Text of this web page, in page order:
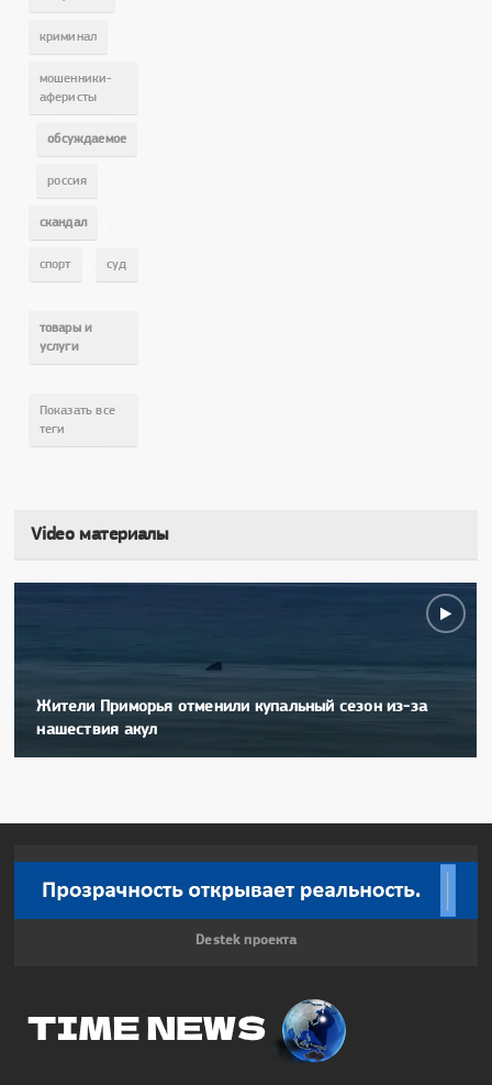
криминал
мошенники-
аферисты
обсуждаемое
россия
скандал
спорт суд
товары и
услуги
Показать все
теги
Video материалы
Жители Приморья отменили купальный сезон из-за
нашествия акул
Destek проекта